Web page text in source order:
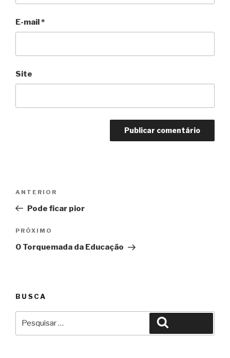
E-mail*
Site
Post
Anterior
ANTERIOR
Pode ficar pior
Próximo
PRÓXIMO
O Torquemada da Educação
BUSCA